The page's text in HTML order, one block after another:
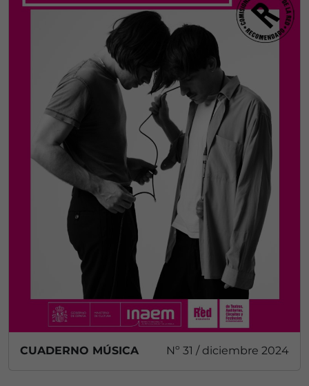
CUADERNO MÚSICA Nº 31 / diciembre 2024